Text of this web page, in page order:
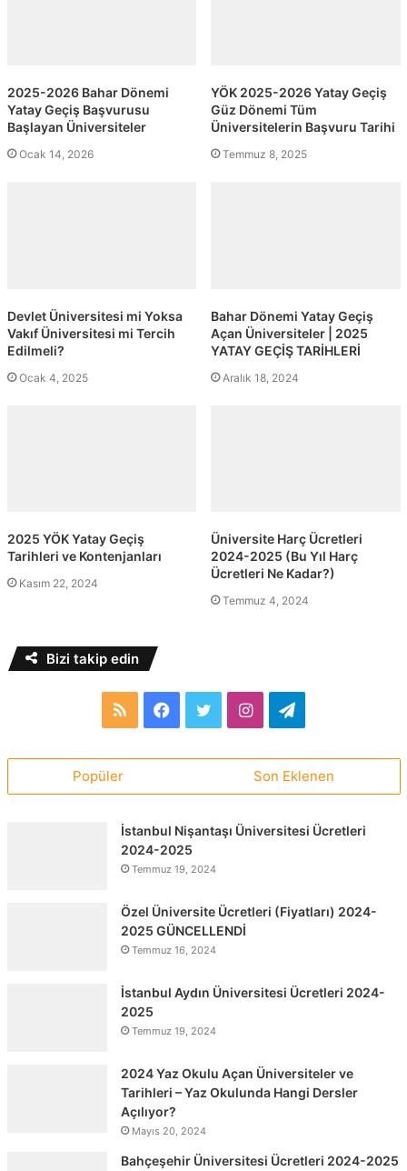
2025-2026 Bahar Dönemi
Yatay Geçiş Başvurusu
Başlayan Üniversiteler
Ocak 14, 2026
YÖK 2025-2026 Yatay Geçiş
Güz Dönemi Tüm
Üniversitelerin Başvuru Tarihi
Temmuz 8, 2025
Devlet Üniversitesi mi Yoksa
Vakıf Üniversitesi mi Tercih
Edilmeli?
Ocak 4, 2025
Bahar Dönemi Yatay Geçiş
Açan Üniversiteler | 2025
YATAY GEÇİŞ TARİHLERİ
Aralık 18, 2024
2025 YÖK Yatay Geçiş
Tarihleri ve Kontenjanları
Kasım 22, 2024
Üniversite Harç Ücretleri
2024-2025 (Bu Yıl Harç
Ücretleri Ne Kadar?)
Temmuz 4, 2024
Bizi takip edin
RSS Facebook
TwitterInstagramTelegram
Popüler Son Eklenen
İstanbul Nişantaşı Üniversitesi Ücretleri
2024-2025
Temmuz 19, 2024
Özel Üniversite Ücretleri (Fiyatları) 2024-
2025 GÜNCELLENDİ
Temmuz 16, 2024
İstanbul Aydın Üniversitesi Ücretleri 2024-
2025
Temmuz 19, 2024
2024 Yaz Okulu Açan Üniversiteler ve
Tarihleri – Yaz Okulunda Hangi Dersler
Açılıyor?
Mayıs 20, 2024
Bahçeşehir Üniversitesi Ücretleri 2024-2025